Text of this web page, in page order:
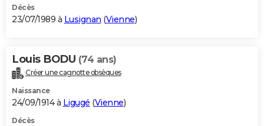
Décès
23/07/1989 à Lusignan (Vienne)
Louis BODU (74 ans)
Créer une cagnotte obsèques
Naissance
24/09/1914 à Ligugé (Vienne)
Décès